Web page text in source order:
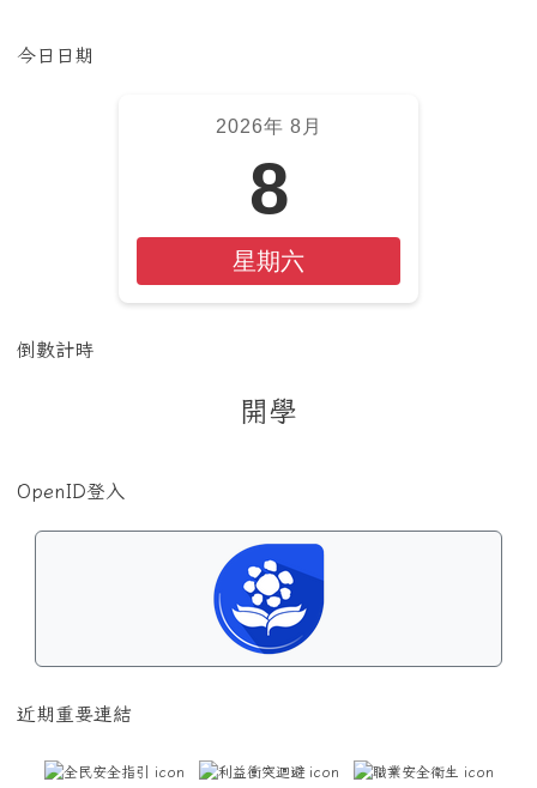
左邊區域內容
今日日期
2026年 8月
8
星期六
倒數計時
開學
OpenID登入
近期重要連結